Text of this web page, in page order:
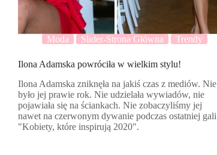
Moda Slider-Strona Główna Trendy
Ilona Adamska powróciła w wielkim stylu!
Ilona Adamska zniknęła na jakiś czas z mediów. Nie
było jej prawie rok. Nie udzielała wywiadów, nie
pojawiała się na ściankach. Nie zobaczyliśmy jej
nawet na czerwonym dywanie podczas ostatniej gali
"Kobiety, które inspirują 2020".